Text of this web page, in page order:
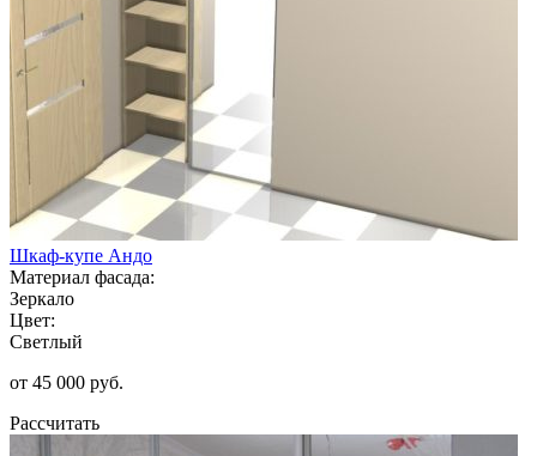
Шкаф-купе Андо
Материал фасада:
Зеркало
Цвет:
Светлый
от 45 000 руб.
Рассчитать